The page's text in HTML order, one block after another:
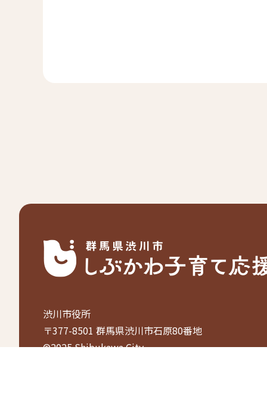
渋川市役所
〒377-8501 群馬県渋川市石原80番地
©2025 Shibukawa City